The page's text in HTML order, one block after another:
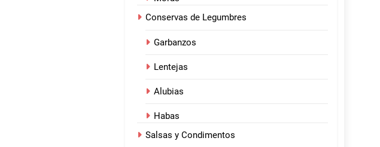
Conservas de Legumbres
Garbanzos
Lentejas
Alubias
Habas
Salsas y Condimentos